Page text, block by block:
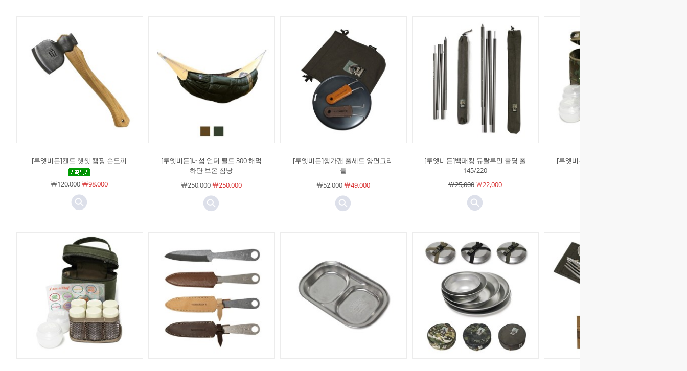
[루엣비든]켄트 햇쳇 캠핑 손도끼
￦120,000￦98,000
[루엣비든]버섬 언더 퀼트 300 해먹
하단 보온 침낭
￦250,000￦250,000
[루엣비든]행가팬 풀세트 양면그리
들
￦52,000￦49,000
[루엣비든]백패킹 듀랄루민 폴딩 폴
145/220
￦25,000￦22,000
[루엣비든]셰프백 멀티카모 양념통